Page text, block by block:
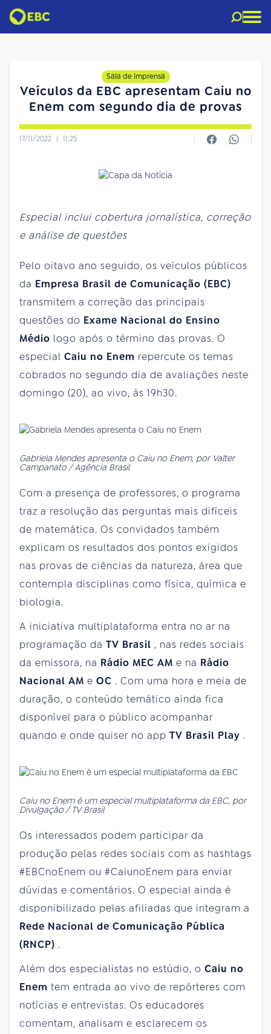
Sala de Imprensa
Veículos da EBC apresentam Caiu no
Enem com segundo dia de provas
17/11/2022 | 11:25
Especial inclui cobertura jornalística, correção
e análise de questões
Pelo oitavo ano seguido, os veículos públicos
da Empresa Brasil de Comunicação (EBC)
transmitem a correção das principais
questões do Exame Nacional do Ensino
Médio logo após o término das provas. O
especial Caiu no Enem repercute os temas
cobrados no segundo dia de avaliações neste
domingo (20), ao vivo, às 19h30.
Gabriela Mendes apresenta o Caiu no Enem, por Valter
Campanato / Agência Brasil
Com a presença de professores, o programa
traz a resolução das perguntas mais difíceis
de matemática. Os convidados também
explicam os resultados dos pontos exigidos
nas provas de ciências da natureza, área que
contempla disciplinas como física, química e
biologia.
A iniciativa multiplataforma entra no ar na
programação da TV Brasil , nas redes sociais
da emissora, na Rádio MEC AM e na Rádio
Nacional AM e OC . Com uma hora e meia de
duração, o conteúdo temático ainda fica
disponível para o público acompanhar
quando e onde quiser no app TV Brasil Play .
Caiu no Enem é um especial multiplataforma da EBC, por
Divulgação / TV Brasil
Os interessados podem participar da
produção pelas redes sociais com as hashtags
#EBCnoEnem ou #CaiunoEnem para enviar
dúvidas e comentários. O especial ainda é
disponibilizado pelas afiliadas que integram a
Rede Nacional de Comunicação Pública
(RNCP) .
Além dos especialistas no estúdio, o Caiu no
Enem tem entrada ao vivo de repórteres com
notícias e entrevistas. Os educadores
comentam, analisam e esclarecem os